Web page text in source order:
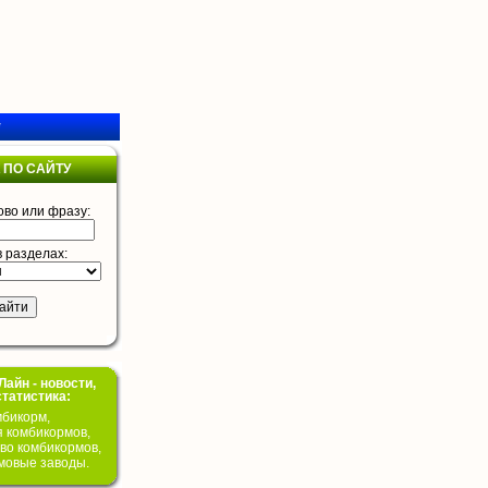
САЙТУ
или фразу:
разделах:
- новости,
комбикормов,
комбикормов,
заводы.